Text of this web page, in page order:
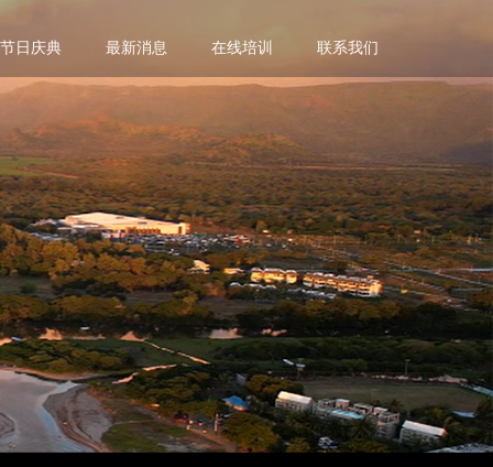
节日庆典 最新消息 在线培训 联系我们